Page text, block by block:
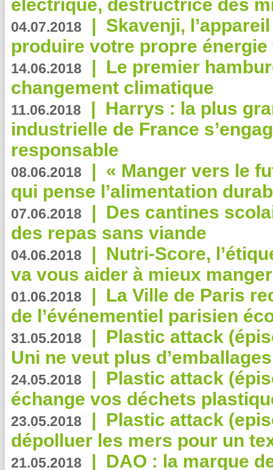
électrique, destructrice des
04.07.2018 | Skavenji,
produire votre propre
14.06.2018 | Le premier
changement climatique
11.06.2018 | Harrys : la plus
industrielle de France
responsable
08.06.2018 | « Manger vers le
qui pense l’alimentation
07.06.2018 | Des cantines
des repas sans viande
04.06.2018 | Nutri-Score,
va vous aider à mieux
01.06.2018 | La Ville de Paris
de l’événementiel parisien
31.05.2018 | Plastic attack
Uni ne veut plus
24.05.2018 | Plastic attack
échange vos déchets
23.05.2018 | Plastic attack
dépolluer les mers pour un
21.05.2018 | DAO : la marque